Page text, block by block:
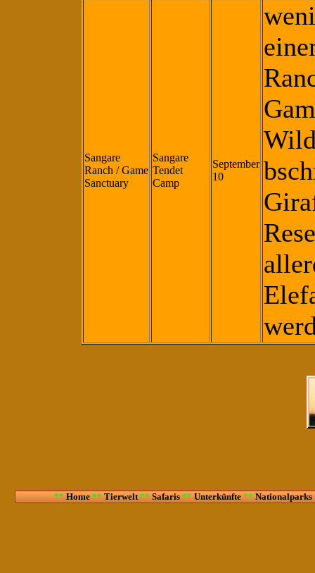
Sangare
Ranch / Game
Sanctuary
Sangare
Tendet
Camp
September
10
**Home**Tierwelt**Safaris**Unterkünfte**Nationalparks